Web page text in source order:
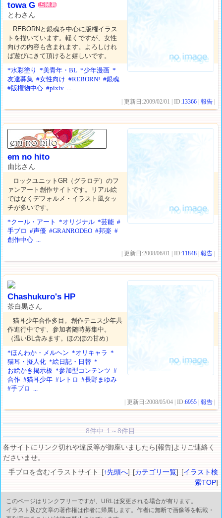
towa G
とわさん
REBORNと銀魂を中心に版権イラス
トを描いています。軽くですが、女性
向けの内容も含まれます。よろしけれ
ば遊びにきて頂けると嬉しいです。
*水彩塗り
*美青年・BL *少年漫画 *
友達募集 #女性向け #REBORN! #銀魂
#版権物中心 #pixiv ...
| 更新日:2009/02/01 | ID:13366 |報告
em no hito
由比さん
ロックユニットGR（グラロデ）のフ
ァンアート創作サイトです。リアル絵
ではなくデフォルメ・イラスト風タッ
チが多いです。
*クール・アート
*オリジナル *芸能 #
手ブロ #声優 #GRANRODEO #邦楽 #
創作中心 ...
| 更新日:2008/06/01 | ID:11848 |報告
Chashukuro's HP
茶白黒さん
猫耳少年合作多目。創作テニス少年共
作進行中です、参加者随時募集中。
（温いBL含みます。ほのぼの甘め）
*ほんわか・メルヘン *オリキャラ *
猫耳・擬人化 *絵日記・日替 *
お絵かき掲示板 *参加型コンテンツ #
合作 #猫耳少年 #レトロ #長野まゆみ
#手ブロ ...
| 更新日:2008/05/04 | ID:6955 |報告
8件中 1～8件目
各サイトにリンク切れや違反等が御座いましたら[報告]よりご連絡く
ださいませ。
手ブロを含むイラストサイト [↑先頭へ] [カテゴリ一覧] [イラスト検
索TOP]
このページはリンクフリーですが、URLは変更される場合が有ります。
イラスト及び文章の著作権は作者に帰属します。作者に無断で画像等を転載・